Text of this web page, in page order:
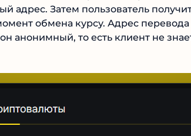
нажать на кнопку «продолжить».
Если направление работает,
адрес. Затем пользователь
обмена курсу. Адрес перевода
Рекомендован
Tehnoobzor: